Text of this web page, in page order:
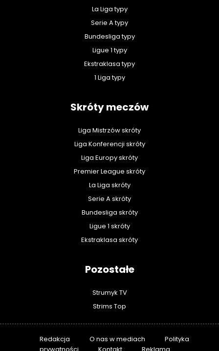
La Liga typy
Serie A typy
Bundesliga typy
Ligue 1 typy
Ekstraklasa typy
1 Liga typy
Skróty meczów
Liga Mistrzów skróty
Liga Konferencji skróty
Liga Europy skróty
Premier League skróty
La Liga skróty
Serie A skróty
Bundesliga skróty
Ligue 1 skróty
Ekstraklasa skróty
Pozostałe
Strumyk TV
Strims Top
Redakcja O nas w mediach
Polityka